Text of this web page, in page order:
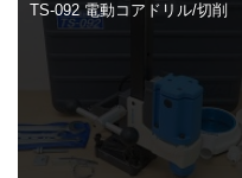
TS-092 電動コアドリル/切削